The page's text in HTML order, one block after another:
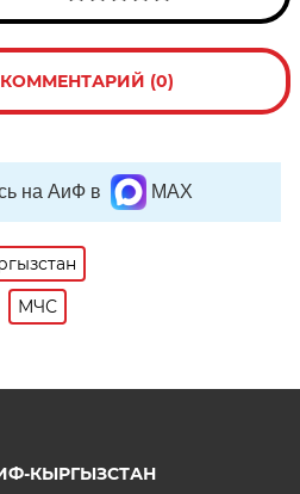
(0)
на АиФ в MAX
МЧС
КЫРГЫЗСТАН